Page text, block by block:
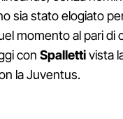
sia stato elogiato
momento al pari di
con Spallettivista
la Juventus.